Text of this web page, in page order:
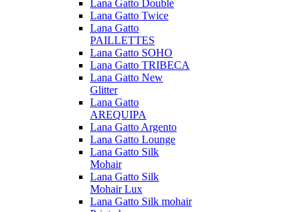
Lana Gatto Double
Lana Gatto Twice
Lana Gatto
PAILLETTES
Lana Gatto SOHO
Lana Gatto TRIBECA
Lana Gatto New
Glitter
Lana Gatto
AREQUIPA
Lana Gatto Argento
Lana Gatto Lounge
Lana Gatto Silk
Mohair
Lana Gatto Silk
Mohair Lux
Lana Gatto Silk mohair